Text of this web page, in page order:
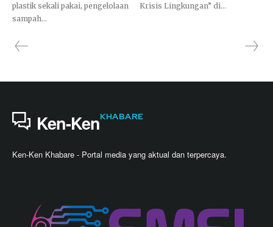
plastik sekali pakai, pengelolaan
sampah...
Krisis Lingkungan” di...
Ken-KenKHABARE
Ken-Ken Khabare - Portal media yang aktual dan terpercaya.